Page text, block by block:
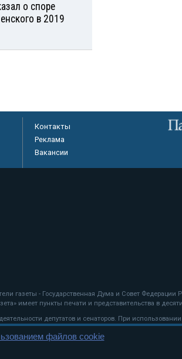
о споре
в 2019
Контакты
Реклама
Вакансии
газеты - Государственная Дума и Совет
имеет пункты печати и представительства в
депутатов и сенаторов. При
файлов cookie